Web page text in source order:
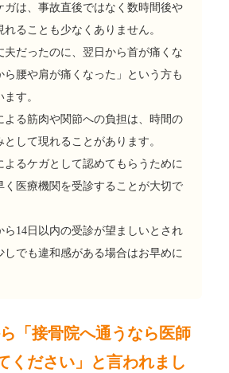
ガは、事故直後ではなく数時間後や
ることも少なくありません。
夫だったのに、翌日から首が痛くな
ら腰や肩が痛くなった」という方も
す。
よる筋肉や関節への負担は、時間の
して現れることがあります。
よるケガとして認めてもらうために
く医療機関を受診することが大切で
ら14日以内の受診が望ましいとされ
しでも違和感がある場合はお早めに
「接骨院へ通うなら医師
ください」と言われまし